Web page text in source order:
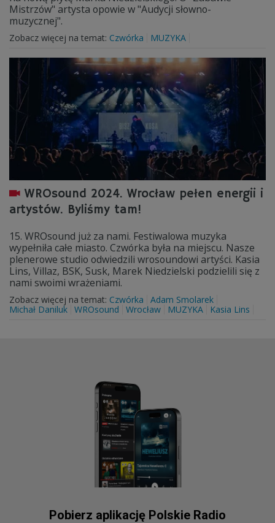
Mistrzów" artysta opowie w "Audycji słowno-
muzycznej".
Zobacz więcej na temat: Czwórka MUZYKA
WROsound 2024. Wrocław pełen energii i
artystów. Byliśmy tam!
15. WROsound już za nami. Festiwalowa muzyka
wypełniła całe miasto. Czwórka była na miejscu. Nasze
plenerowe studio odwiedzili wrosoundowi artyści. Kasia
Lins, Villaz, BSK, Susk, Marek Niedzielski podzielili się z
nami swoimi wrażeniami.
Zobacz więcej na temat: Czwórka
Adam Smolarek
Michał Daniluk WROsound Wrocław MUZYKA Kasia Lins
Pobierz aplikację Polskie Radio